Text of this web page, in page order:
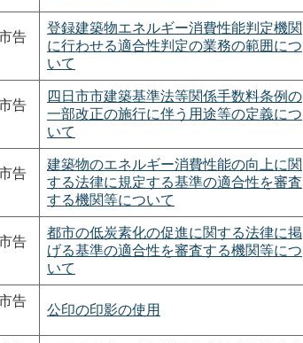
告
登録建築物エネルギー消費性能判定機関
に行わせる適合性判定の業務の範囲につ
いて
告
四日市市建築基準法等関係手数料条例の
一部改正の施行に伴う用途等の定義につ
いて
告
建築物のエネルギー消費性能の向上に関
する法律に規定する基準の適合性を審査
する機関等について
告
都市の低炭素化の促進に関する法律に掲
げる基準の適合性を審査する機関等につ
いて
告
公印の印影の使用